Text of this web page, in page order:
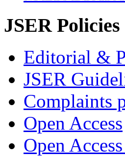
JSER Policies
Editorial &
JSER
Complaints
Open Access
Open